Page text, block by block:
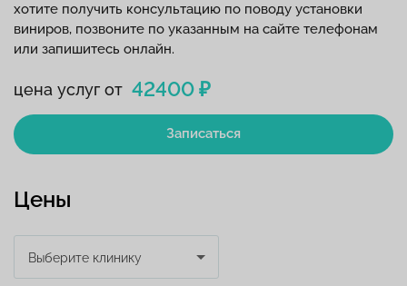
цена услуг от 42400 ₽
Записаться
хотите получить консультацию по поводу установки
виниров, позвоните по указанным на сайте телефонам
или запишитесь онлайн.
Цены
Выберите клинику